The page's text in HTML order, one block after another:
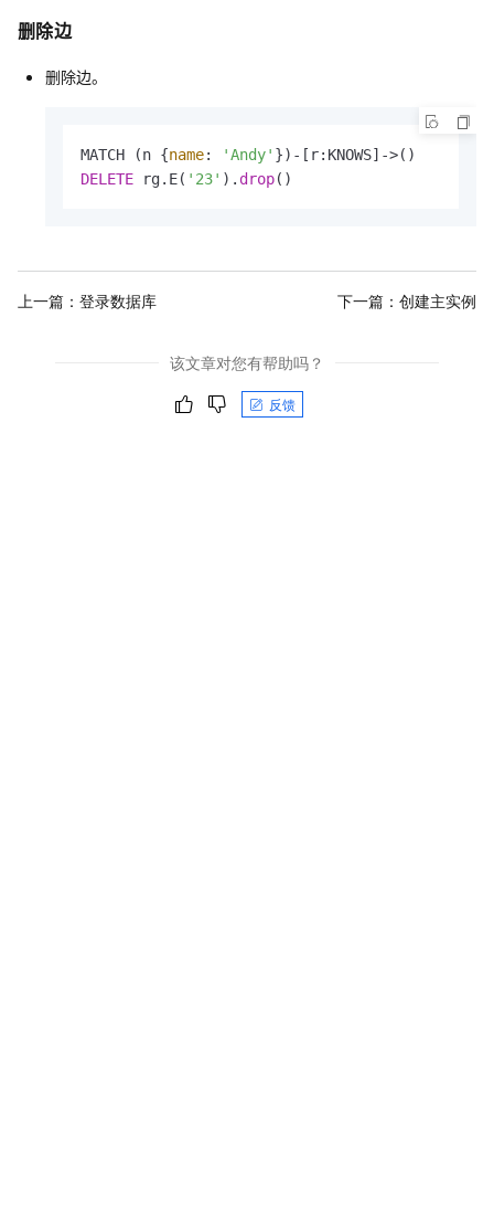
删除边
删除边。
MATCH (n {name: 'Andy'
DELETE rg.E( '23' ). drop()
上一篇： 登录数据库 下一篇： 创建主实例
该文章对您有帮助吗？
反馈